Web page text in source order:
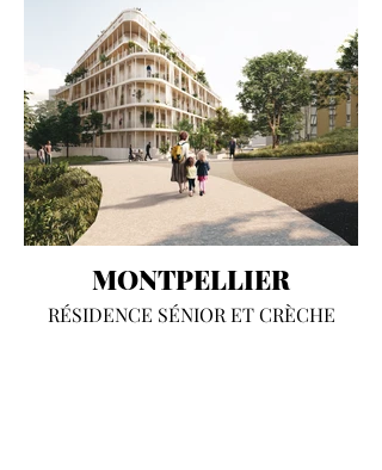
MONTPELLIER
RÉSIDENCE SÉNIOR ET CRÈCHE